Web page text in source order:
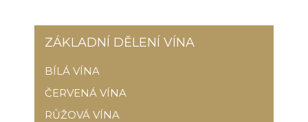
ZÁKLADNÍ DĚLENÍ VÍNA
BÍLÁ VÍNA
ČERVENÁ VÍNA
RŮŽOVÁ VÍNA